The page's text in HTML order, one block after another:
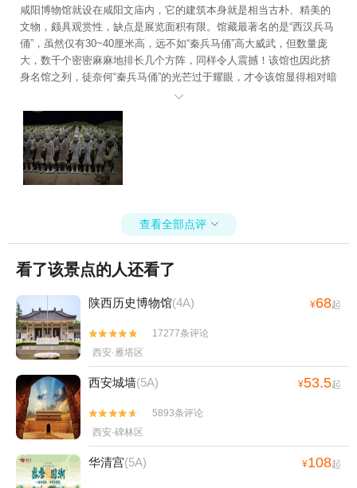
咸阳博物馆就设在咸阳文庙内，它的建筑本身就是相当古朴、精美的
文物，颇具观赏性，缺点是展览面积有限。馆藏最著名的是“西汉兵马
俑”，虽然仅有30~40厘米高，远不如“秦兵马俑”高大威武，但数量庞
大，数千个密密麻麻地排长几个方阵，同样令人震撼！该馆也因此挤
身名馆之列，徒奈何“秦兵马俑”的光芒过于耀眼，才令该馆显得相对暗
淡。附近正建设的大型新馆已快竣工了，以后再来就感受不到现在的
特殊氛围了。虽然也实行限额领票，但当时仅有零星游客，根本不可
能超员，我也乐得在清静的环境下慢慢参观。

查看全部点评 
看了该景点的人还看了
陕西历史博物馆(4A) ¥68起


17277条评论
西安·雁塔区
西安城墙(5A) ¥53.5起


5893条评论
西安·碑林区
华清宫(5A) ¥108起